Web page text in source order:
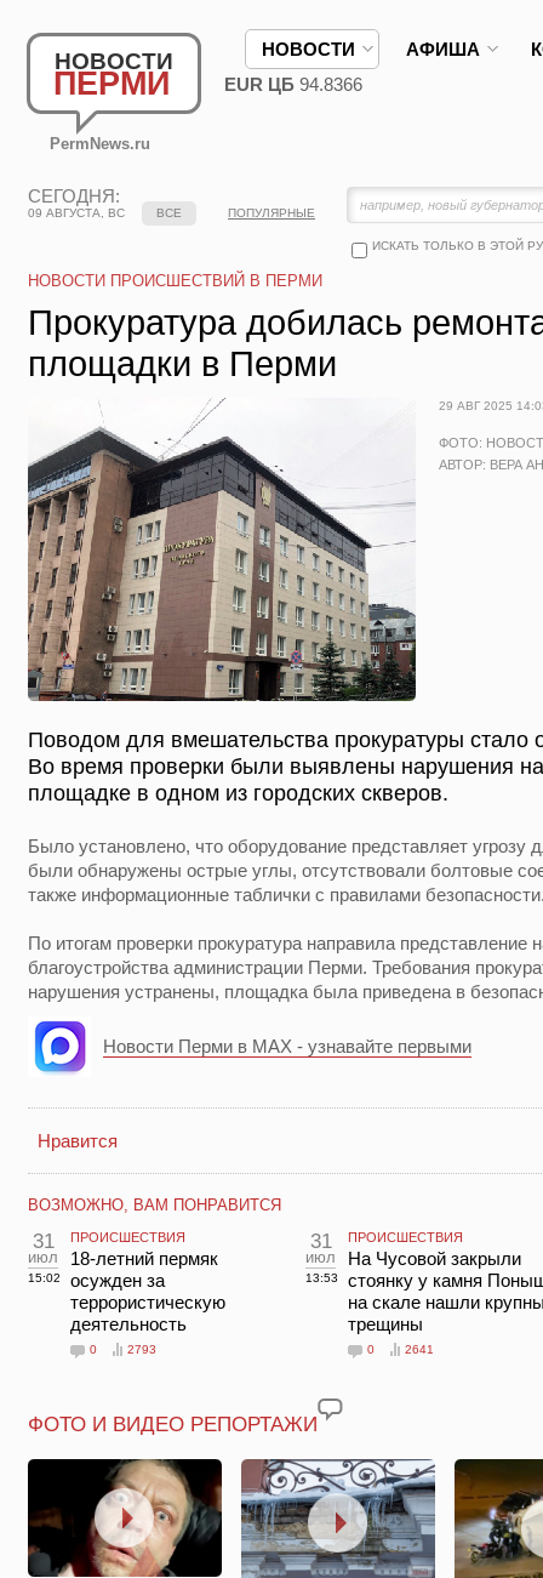
НОВОСТИ
ПЕРМИ
PermNews.ru
НОВОСТИ АФИША
EUR ЦБ 94.8366
СЕГОДНЯ:
09 АВГУСТА, ВС
ИСКАТЬ ТОЛЬКО В ЭТОЙ
ВСЕ ПОПУЛЯРНЫЕ
НОВОСТИ ПРОИСШЕСТВИЙ В ПЕРМИ
Прокуратура добилась
площадки в Перми
29 АВГ 2025
ФОТО:
АВТОР: ВЕРА
Поводом для вмешательства прокуратуры стало
Во время проверки были выявлены нарушения на
площадке в одном из городских скверов.
Было установлено, что оборудование представляет угрозу
были обнаружены острые углы, отсутствовали болтовые
также информационные таблички с правилами
По итогам проверки прокуратура направила представление
благоустройства администрации Перми. Требования
нарушения устранены, площадка была приведена в
Новости Перми в MAX - узнавайте первыми
Нравится
ВОЗМОЖНО, ВАМ ПОНРАВИТСЯ
31
июл
15:02
ПРОИСШЕСТВИЯ
18-летний пермяк
осужден за
террористическую
деятельность
0 2793
31
июл
13:53
ПРОИСШЕСТВИЯ
На Чусовой закрыли
стоянку у камня
на скале нашли
трещины
0 2641
ФОТО И ВИДЕО РЕПОРТАЖИ